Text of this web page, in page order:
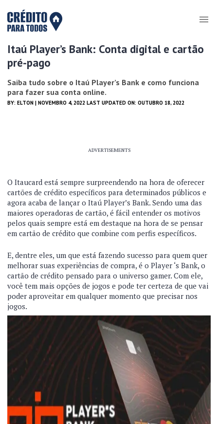
Itaú Player’s Bank: Conta digital e cartão
pré-pago
Saiba tudo sobre o Itaú Player’s Bank e como funciona
para fazer sua conta online.
BY: ELTON | NOVEMBRO 4, 2022 LAST UPDATED ON: OUTUBRO 18, 2022
ADVERTISEMENTS
O Itaucard está sempre surpreendendo na hora de oferecer
cartões de crédito específicos para determinados públicos e
agora acaba de lançar o Itaú Player’s Bank. Sendo uma das
maiores operadoras de cartão, é fácil entender os motivos
pelos quais sempre está em destaque na hora de se pensar
em cartão de crédito que combine com perfis específicos.
E, dentre eles, um que está fazendo sucesso para quem quer
melhorar suas experiências de compra, é o Player ‘s Bank, o
cartão de crédito pensado para o universo gamer. Com ele,
você tem mais opções de jogos e pode ter certeza de que vai
poder aproveitar em qualquer momento que precisar nos
jogos.